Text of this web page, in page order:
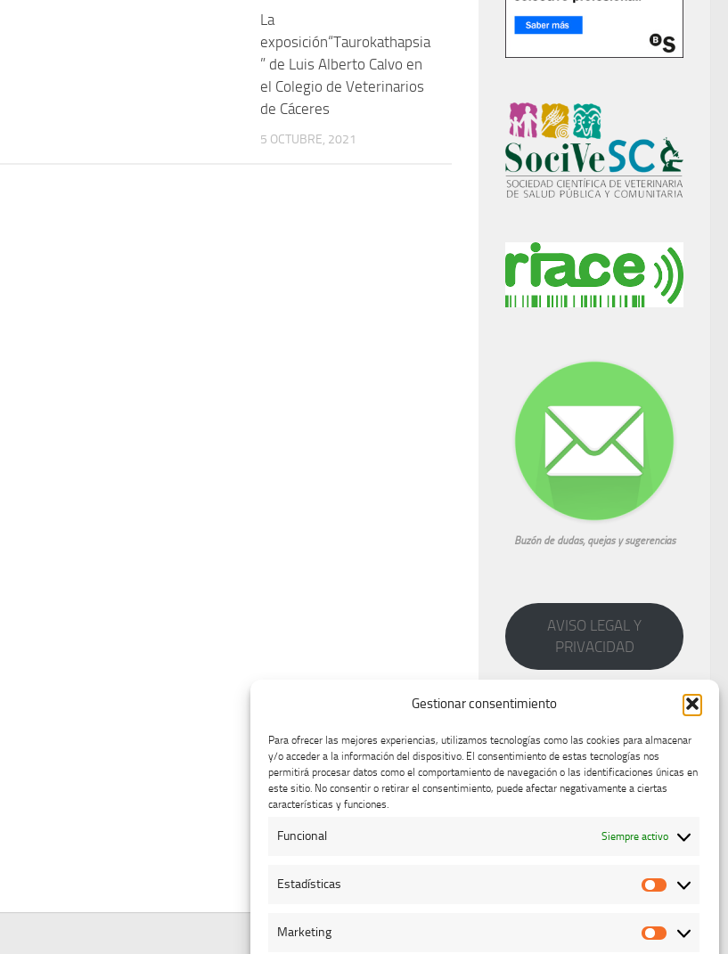
Gestionar consentimiento
Para ofrecer las mejores experiencias, utilizamos tecnologías como las cookies para almacenar
y/o acceder a la información del dispositivo. El consentimiento de estas tecnologías nos
permitirá procesar datos como el comportamiento de navegación o las identificaciones únicas en
este sitio. No consentir o retirar el consentimiento, puede afectar negativamente a ciertas
características y funciones.
Funcional Siempre activo
Estadísticas
Marketing
Marketing
La
exposición“Taurokathapsia
” de Luis Alberto Calvo en
el Colegio de Veterinarios
de Cáceres
5 OCTUBRE, 2021
Buzón de dudas, quejas y sugerencias
AVISO LEGAL Y
PRIVACIDAD